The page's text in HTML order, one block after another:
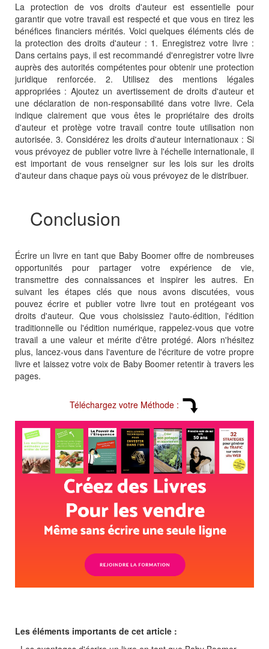
La protection de vos droits d'auteur est essentielle pour
garantir que votre travail est respecté et que vous en tirez les
bénéfices financiers mérités. Voici quelques éléments clés de
la protection des droits d'auteur : 1. Enregistrez votre livre :
Dans certains pays, il est recommandé d'enregistrer votre livre
auprès des autorités compétentes pour obtenir une protection
juridique renforcée. 2. Utilisez des mentions légales
appropriées : Ajoutez un avertissement de droits d'auteur et
une déclaration de non-responsabilité dans votre livre. Cela
indique clairement que vous êtes le propriétaire des droits
d'auteur et protège votre travail contre toute utilisation non
autorisée. 3. Considérez les droits d'auteur internationaux : Si
vous prévoyez de publier votre livre à l'échelle internationale, il
est important de vous renseigner sur les lois sur les droits
d'auteur dans chaque pays où vous prévoyez de le distribuer.
Conclusion
Écrire un livre en tant que Baby Boomer offre de nombreuses
opportunités pour partager votre expérience de vie,
transmettre des connaissances et inspirer les autres. En
suivant les étapes clés que nous avons discutées, vous
pouvez écrire et publier votre livre tout en protégeant vos
droits d'auteur. Que vous choisissiez l'auto-édition, l'édition
traditionnelle ou l'édition numérique, rappelez-vous que votre
travail a une valeur et mérite d'être protégé. Alors n'hésitez
plus, lancez-vous dans l'aventure de l'écriture de votre propre
livre et laissez votre voix de Baby Boomer retentir à travers les
pages.
Téléchargez votre Méthode :
Les éléments importants de cet article :